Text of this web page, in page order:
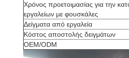
Χρόνος προετοιμασίας για την
εργαλείων με φουσκάλες
Δείγματα από εργαλεία
Κόστος αποστολής δειγμάτων
OEM/ODM